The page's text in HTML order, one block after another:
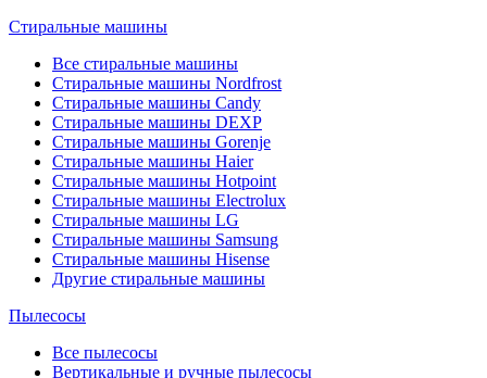
Стиральные машины
Все стиральные машины
Стиральные машины Nordfrost
Стиральные машины Candy
Стиральные машины DEXP
Стиральные машины Gorenje
Стиральные машины Haier
Стиральные машины Hotpoint
Стиральные машины Electrolux
Стиральные машины LG
Стиральные машины Samsung
Стиральные машины Hisense
Другие стиральные машины
Пылесосы
Все пылесосы
Вертикальные и ручные пылесосы